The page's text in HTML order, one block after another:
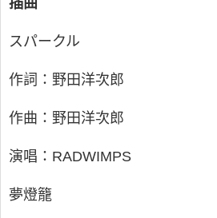
插曲
スパークル
作詞：野田洋次郎
作曲：野田洋次郎
演唱：RADWIMPS
夢燈籠